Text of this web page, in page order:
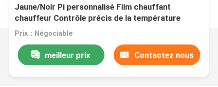
Jaune/Noir Pi personnalisé Film chauffant
chauffeur Contrôle précis de la température
Prix：Négociable
meilleur prix Contactez nous